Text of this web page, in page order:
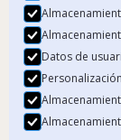
Política de Cookies
© 2024 Beka Finance.
Beka Financial Markets
Datos de